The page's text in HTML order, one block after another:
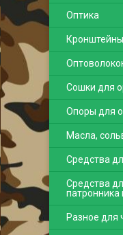
Оптика
Кронштейны
Сошки для
Опоры для
Масла,
Средства
Средства
патронника
Разное для